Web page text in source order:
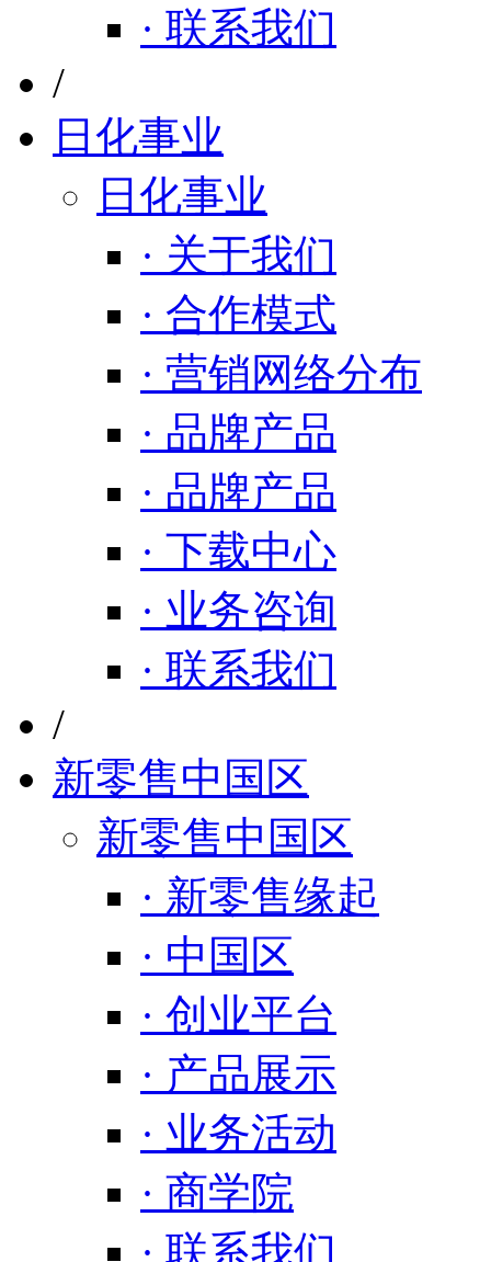
· 联系我们
/
日化事业
日化事业
· 关于我们
· 合作模式
· 营销网络分布
· 品牌产品
· 品牌产品
· 下载中心
· 业务咨询
· 联系我们
/
新零售中国区
新零售中国区
· 新零售缘起
· 中国区
· 创业平台
· 产品展示
· 业务活动
· 商学院
· 联系我们